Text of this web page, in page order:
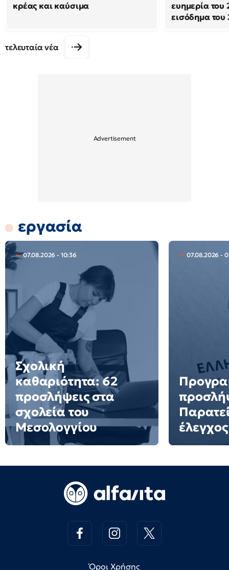
κρέας και καύσιμα
ευημερία του
εισόδημα του
τελευταία νέα
εργασία
07.08.2026 - 10:36
Σχολική
καθαριότητα: 62
προσλήψεις στα
σχολεία του
Μεσολογγίου
07.08.2026 -
Όροι Χρήσης